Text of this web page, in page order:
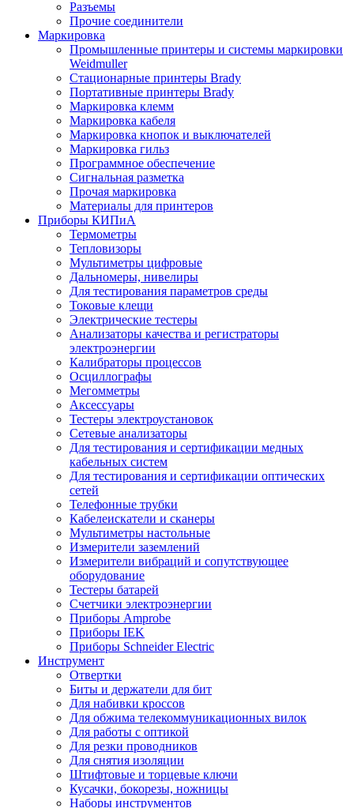
Разъемы
Прочие соединители
Маркировка
Промышленные принтеры и системы маркировки
Weidmuller
Стационарные принтеры Brady
Портативные принтеры Brady
Маркировка клемм
Маркировка кабеля
Маркировка кнопок и выключателей
Маркировка гильз
Программное обеспечение
Сигнальная разметка
Прочая маркировка
Материалы для принтеров
Приборы КИПиА
Термометры
Тепловизоры
Мультиметры цифровые
Дальномеры, нивелиры
Для тестирования параметров среды
Токовые клещи
Электрические тестеры
Анализаторы качества и регистраторы
электроэнергии
Калибраторы процессов
Осциллографы
Мегомметры
Аксессуары
Тестеры электроустановок
Сетевые анализаторы
Для тестирования и сертификации медных
кабельных систем
Для тестирования и сертификации оптических
сетей
Телефонные трубки
Кабелеискатели и сканеры
Мультиметры настольные
Измерители заземлений
Измерители вибраций и сопутствующее
оборудование
Тестеры батарей
Счетчики электроэнергии
Приборы Amprobe
Приборы IEK
Приборы Schneider Electric
Инструмент
Отвертки
Биты и держатели для бит
Для набивки кроссов
Для обжима телекоммуникационных вилок
Для работы с оптикой
Для резки проводников
Для снятия изоляции
Штифтовые и торцевые ключи
Кусачки, бокорезы, ножницы
Наборы инструментов